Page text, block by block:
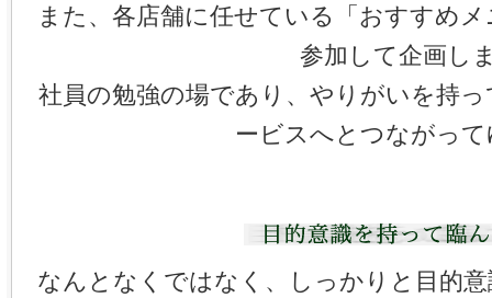
また、各店舗に任せている「おすすめ
参加して企画し
社員の勉強の場であり、やりがいを持
ービスへとつながっ
なんとなくではなく、しっかりと目的